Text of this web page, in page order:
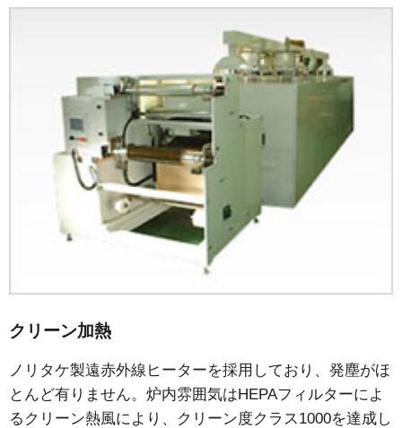
クリーン加熱
ノリタケ製遠赤外線ヒーターを採用しており、発塵がほ
とんど有りません。炉内雰囲気はHEPAフィルターによ
るクリーン熱風により、クリーン度クラス1000を達成し